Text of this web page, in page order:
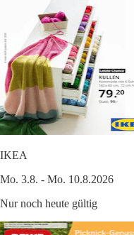
IKEA
Mo. 3.8. - Mo. 10.8.2026
Nur noch heute gültig